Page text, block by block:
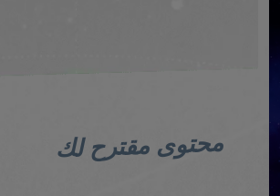
محتوى مقترح لك